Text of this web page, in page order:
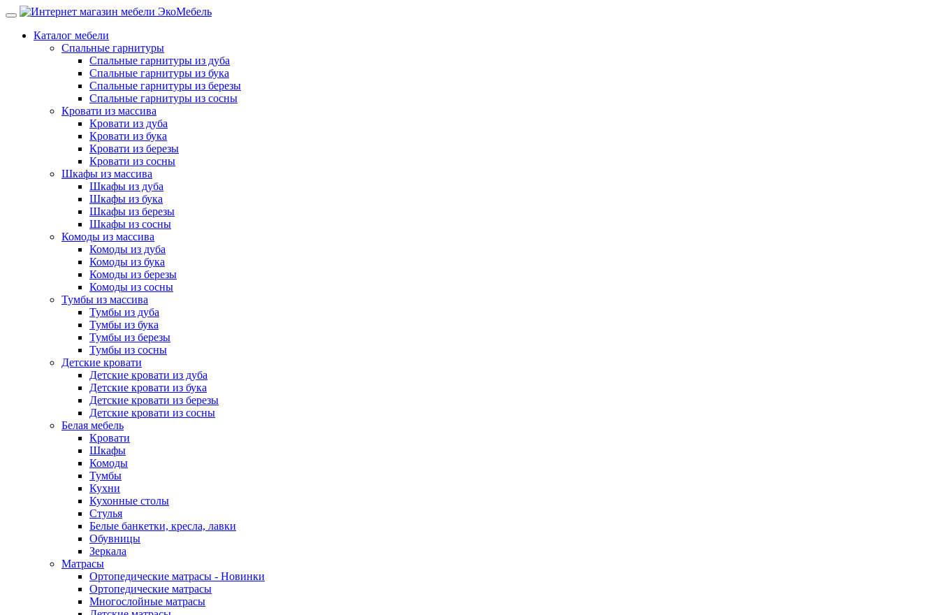
Каталог мебели
Спальные гарнитуры
Спальные гарнитуры из дуба
Спальные гарнитуры из бука
Спальные гарнитуры из березы
Спальные гарнитуры из сосны
Кровати из массива
Кровати из дуба
Кровати из бука
Кровати из березы
Кровати из сосны
Шкафы из массива
Шкафы из дуба
Шкафы из бука
Шкафы из березы
Шкафы из сосны
Комоды из массива
Комоды из дуба
Комоды из бука
Комоды из березы
Комоды из сосны
Тумбы из массива
Тумбы из дуба
Тумбы из бука
Тумбы из березы
Тумбы из сосны
Детские кровати
Детские кровати из дуба
Детские кровати из бука
Детские кровати из березы
Детские кровати из сосны
Белая мебель
Кровати
Шкафы
Комоды
Тумбы
Кухни
Кухонные столы
Стулья
Белые банкетки, кресла, лавки
Обувницы
Зеркала
Матрасы
Ортопедические матрасы - Новинки
Ортопедические матрасы
Многослойные матрасы